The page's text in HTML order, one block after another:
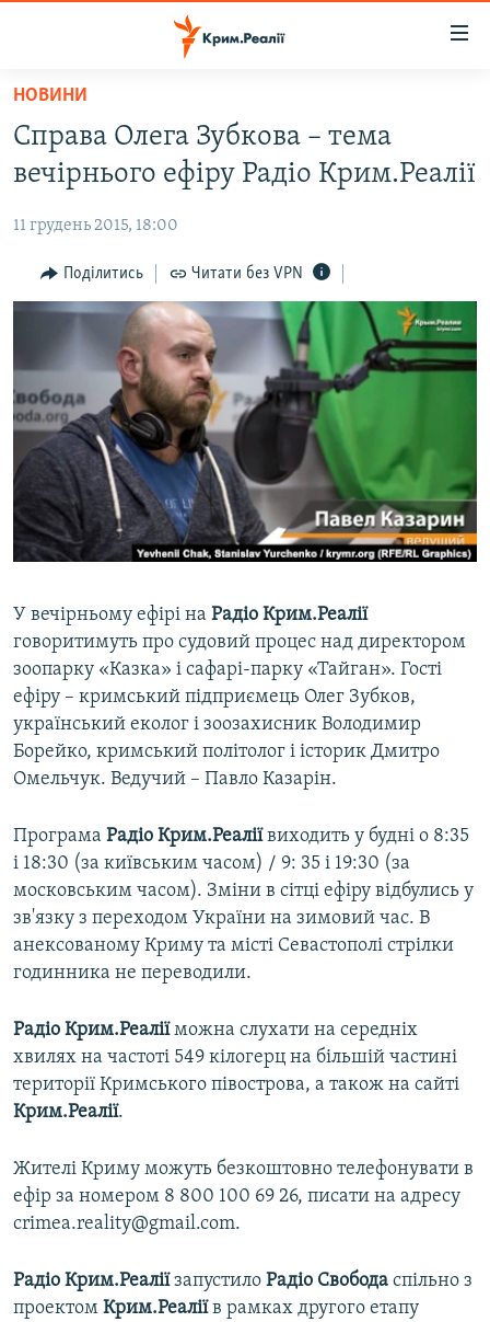
Перейти
основного
матеріалу
Перейти
до
навігації
Перейти
ВОДА.КРИМ
ВІДЕО ТА ФОТО
ПОЛІТИКА
БЛОГИ
ПОГЛЯД
ІНТЕРВ'Ю
ВСЕ ЗА ДЕНЬ
СПЕЦПРОЕКТИ
ДЕПОРТАЦІЯ
ВІДЕОУРОКИ «ELIFBE»
СВІДЧЕННЯ ОКУПАЦІЇ
ІНФОГРАФІКА
ЯК ОБІЙТИ БЛОКУВАННЯ
Русский
Qırımtatar
ДОЛУЧАЙСЯ!
Усі сайти RFE/RL
НОВИНИ
Справа Олега Зубкова – тема
вечірнього ефіру Радіо Крим.Реалії
11 грудень 2015, 18:00
Поділитись Читати без VPN
У вечірньому ефірі на Радіо Крим.Реалії
говоритимуть про судовий процес над директором
зоопарку «Казка» і сафарі-парку «Тайган». Гості
ефіру – кримський підприємець Олег Зубков,
український еколог і зоозахисник Володимир
Борейко, кримський політолог і історик Дмитро
Омельчук. Ведучий – Павло Казарін.
Програма Радіо Крим.Реаліївиходить у будні о 8:35
і 18:30 (за київським часом) / 9: 35 і 19:30 (за
московським часом). Зміни в сітці ефіру відбулись у
зв'язку з переходом України на зимовий час. В
анексованому Криму та місті Севастополі стрілки
годинника не переводили.
Радіо Крим.Реаліїможна слухати на середніх
хвилях на частоті 549 кілогерц на більшій частині
території Кримського півострова, а також на сайті
Крим.Реалії.
Жителі Криму можуть безкоштовно телефонувати в
ефір за номером 8 800 100 69 26, писати на адресу
crimea.reality@gmail.com.
Радіо Крим.Реаліїзапустило Радіо Свобода спільно з
проектом Крим.Реаліїв рамках другого етапу